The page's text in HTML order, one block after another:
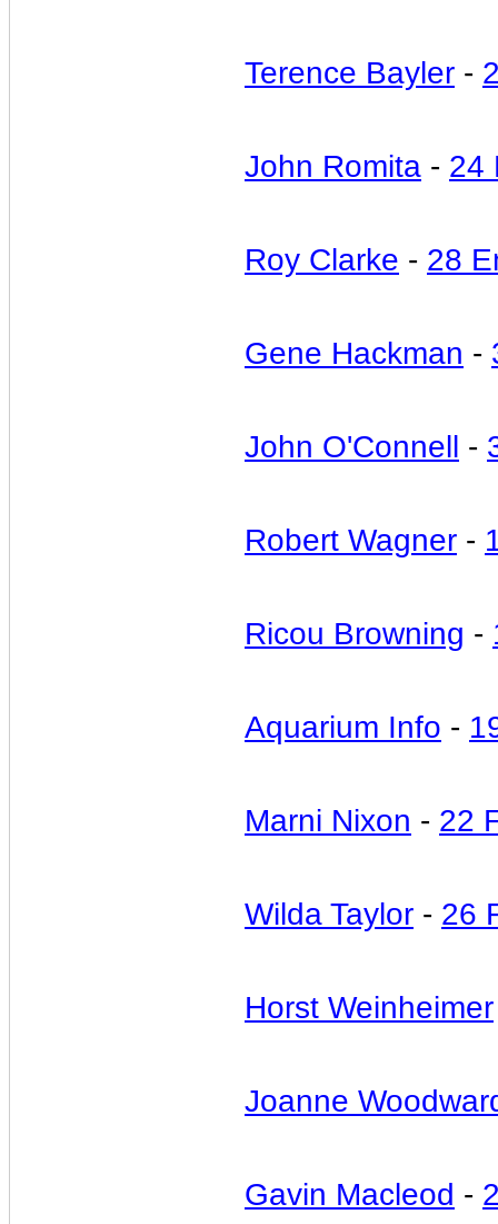
Terence Bayler -
John Romita - 24
Roy Clarke - 28
Gene Hackman -
John O'Connell -
Robert Wagner -
Ricou Browning -
Aquarium Info -
Marni Nixon - 22
Wilda Taylor - 26
Horst Weinheimer
Joanne
Gavin Macleod -